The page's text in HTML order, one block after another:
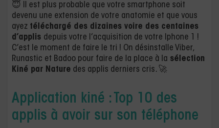
😇 Il est plus probable que votre smartphone soit
devenu une extension de votre anatomie et que vous
ayez téléchargé des dizaines voire des centaines
d’applis depuis votre l’acquisition de votre Iphone 1 !
C’est le moment de faire le tri ! On désinstalle Viber,
Runastic et Badoo pour faire de la place à la sélection
Kiné par Nature des applis derniers cris. 🚀
Application kiné : Top 10 des
applis à avoir sur son téléphone